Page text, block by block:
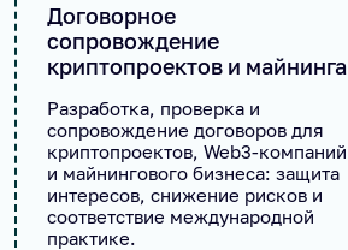
Договорное
сопровождение
криптопроектов и майнинга
Разработка, проверка и
сопровождение договоров для
криптопроектов, Web3-компаний
и майнингового бизнеса: защита
интересов, снижение рисков и
соответствие международной
практике.